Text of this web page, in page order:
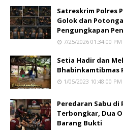
Satreskrim Polres
Golok dan
Pengungkapan
7/25/2026 01:34:00 PM
Setia Hadir dan
Bhabinkamtibmas
1/05/2023 10:48:00 PM
Peredaran Sabu di
Terbongkar, Dua
Barang Bukti